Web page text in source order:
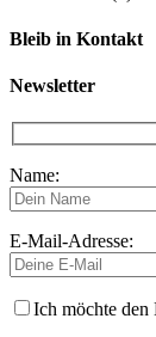
Bleib in Kontakt
Newsletter
Name:
E-Mail-Adresse:
Ich möchte den